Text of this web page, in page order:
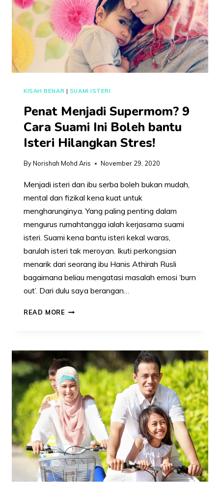
LEBIH
SIHAT!
KISAH BENAR | SUAMI ISTERI
Penat Menjadi Supermom? 9
Cara Suami Ini Boleh bantu
Isteri Hilangkan Stres!
ByNorishah Mohd Aris November 29, 2020
Menjadi isteri dan ibu serba boleh bukan mudah,
mental dan fizikal kena kuat untuk
mengharunginya. Yang paling penting dalam
mengurus rumahtangga ialah kerjasama suami
isteri. Suami kena bantu isteri kekal waras,
barulah isteri tak meroyan. Ikuti perkongsian
menarik dari seorang ibu Hanis Athirah Rusli
bagaimana beliau mengatasi masalah emosi ‘burn
out’. Dari dulu saya berangan…
READ MORE PENAT
9
CARA
SUAMI
INI
BOLEH
BANTU
ISTERI
HILANGKAN
STRES!